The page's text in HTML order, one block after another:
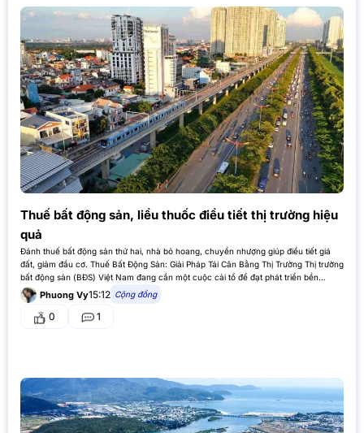
Thuế bất động sản, liều thuốc điều tiết thị trường hiệu
quả
Đánh thuế bất động sản thứ hai, nhà bỏ hoang, chuyển nhượng giúp điều tiết giá
đất, giảm đầu cơ. Thuế Bất Động Sản: Giải Pháp Tái Cân Bằng Thị Trường Thị trường
bất động sản (BĐS) Việt Nam đang cần một cuộc cải tổ để đạt phát triển bền…
Phuong Vy15:12 Cộng đồng
0 1